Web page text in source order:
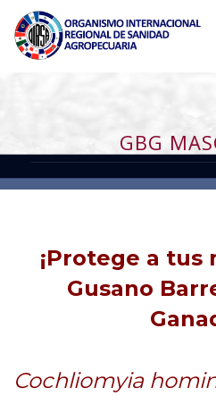
GBG
¡Protege a tus
Gusano
Cochliomyia